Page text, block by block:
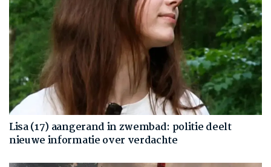
Lisa (17) aangerand in zwembad: politie deelt
nieuwe informatie over verdachte